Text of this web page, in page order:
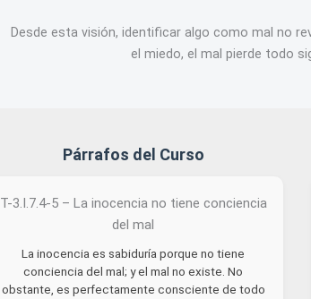
Desde esta visión, identificar algo como mal no
el miedo, el mal pierde todo
Párrafos del Curso
T-3.I.7.4-5 – La inocencia no tiene conciencia
del mal
La inocencia es sabiduría porque no tiene
conciencia del mal; y el mal no existe. No
obstante, es perfectamente consciente de todo